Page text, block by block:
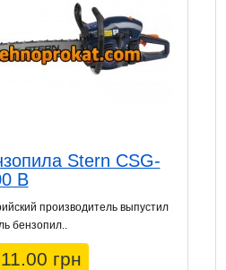
Stern CSG-
B
производитель выпустил
бензопил..
грн